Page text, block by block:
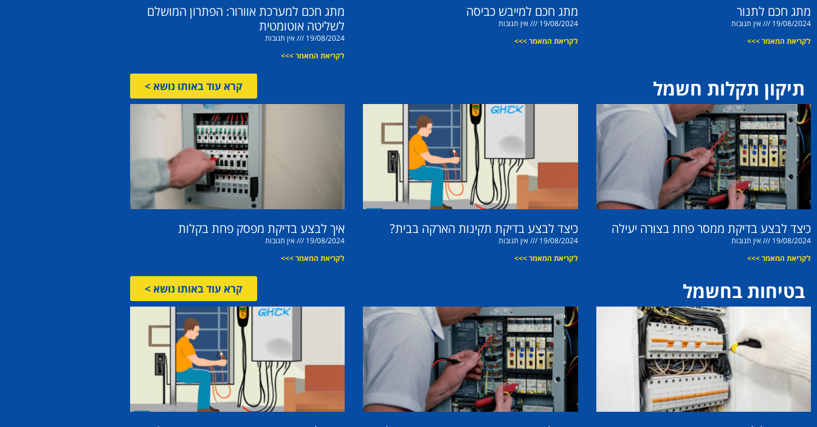
מתג חכם לתנור
19/08/2024
אין תגובות
לקריאת המאמר >>>
מתג חכם למייבש כביסה
19/08/2024
אין תגובות
לקריאת המאמר >>>
מתג חכם למערכת אוורור: הפתרון המושלם
לשליטה אוטומטית
19/08/2024
אין תגובות
לקריאת המאמר >>>
תיקון תקלות חשמל קרא עוד באותו נושא >
כיצד לבצע בדיקת ממסר פחת בצורה יעילה
19/08/2024
אין תגובות
לקריאת המאמר >>>
כיצד לבצע בדיקת תקינות הארקה בבית?
19/08/2024
אין תגובות
לקריאת המאמר >>>
איך לבצע בדיקת מפסק פחת בקלות
19/08/2024
אין תגובות
לקריאת המאמר >>>
בטיחות בחשמל קרא עוד באותו נושא >